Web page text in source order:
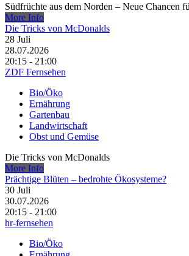
Südfrüchte aus dem Norden – Neue Chancen
More Info
Die Tricks von McDonalds
28 Juli
28.07.2026
20:15 - 21:00
ZDF Fernsehen
Bio/Öko
Ernährung
Gartenbau
Landwirtschaft
Obst und Gemüse
Die Tricks von McDonalds
More Info
Prächtige Blüten – bedrohte Ökosysteme?
30 Juli
30.07.2026
20:15 - 21:00
hr-fernsehen
Bio/Öko